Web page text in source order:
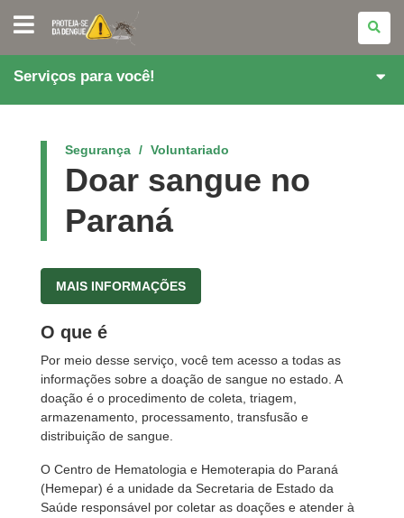
PARANÁ
CONTRA
A
DENGUE
Serviços para você!
Segurança Voluntariado
Doar sangue no
Paraná
MAIS INFORMAÇÕES
O que é
Por meio desse serviço, você tem acesso a todas as
informações sobre a doação de sangue no estado. A
doação é o procedimento de coleta, triagem,
armazenamento, processamento, transfusão e
distribuição de sangue.
O Centro de Hematologia e Hemoterapia do Paraná
(Hemepar) é a unidade da Secretaria de Estado da
Saúde responsável por coletar as doações e atender à